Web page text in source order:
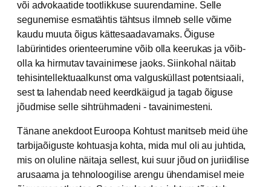
või advokaatide tootlikkuse suurendamine. Selle
segunemise esmatähtis tähtsus ilmneb selle võime
kaudu muuta õigus kättesaadavamaks. Õiguse
labürintides orienteerumine võib olla keerukas ja võib-
olla ka hirmutav tavainimese jaoks. Siinkohal näitab
tehisintellektuaalkunst oma valgusküllast potentsiaali,
sest ta lahendab need keerdkäigud ja tagab õiguse
jõudmise selle sihtrühmadeni - tavainimesteni.
Tänane anekdoot Euroopa Kohtust manitseb meid ühe
tarbijaõiguste kohtuasja kohta, mida mul oli au juhtida,
mis on oluline näitaja sellest, kui suur jõud on juriidilise
arusaama ja tehnoloogilise arengu ühendamisel meie